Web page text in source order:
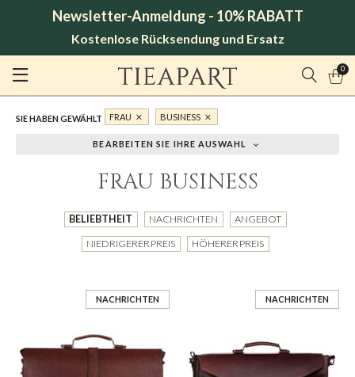
Newsletter-Anmeldung - 10% RABATT
Kostenlose Rücksendung und Ersatz
0
SIE HABEN GEWÄHLT FRAU BUSINESS
BEARBEITEN SIE IHRE AUSWAHL
FRAU BUSINESS
BELIEBTHEIT NACHRICHTEN ANGEBOT
NIEDRIGERER PREIS HÖHERER PREIS
NACHRICHTEN NACHRICHTEN